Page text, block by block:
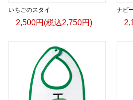
いちごのスタイ
2,500円(税込2,750円)
ナビ